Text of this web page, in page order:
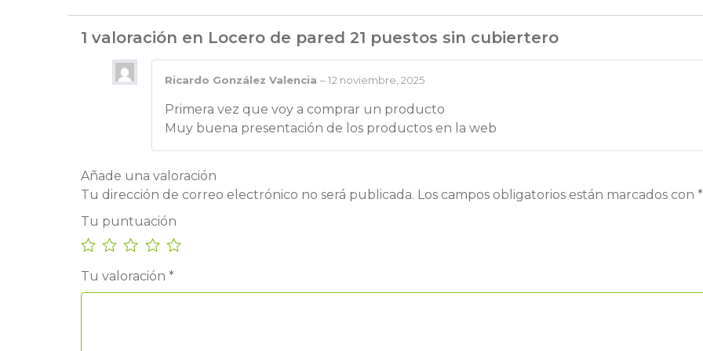
1 valoración en Locero de pared 21 puestos sin cubiertero
Ricardo González Valencia –12 noviembre, 2025
Primera vez que voy a comprar un producto
Muy buena presentación de los productos en la web
Añade una valoración
Tu dirección de correo electrónico no será publicada. Los campos obligatorios están marcados con *
Tu puntuación
Tu valoración *